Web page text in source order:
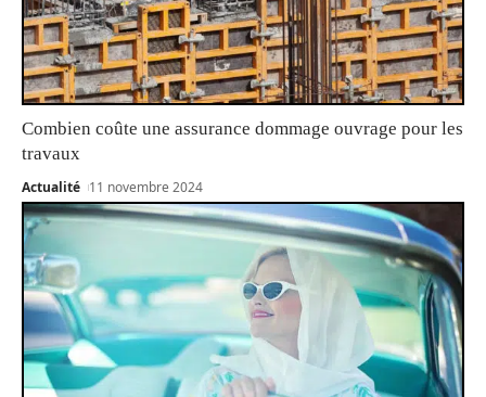
Combien coûte une assurance dommage ouvrage pour les
travaux
Actualité 11 novembre 2024